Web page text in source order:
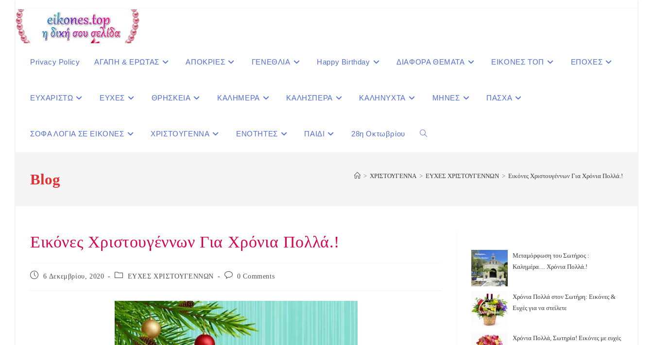
content
Privacy Policy ΑΓΑΠΗ & ΕΡΩΤΑΣ ΑΠΟΚΡΙΕΣ ΓΕΝΕΘΛΙΑ Happy Birthday ΔΙΑΦΟΡΑ ΘΕΜΑΤΑ ΕΙΚΟΝΕΣ ΤΟΠ ΕΠΟΧΕΣ
ΕΥΧΑΡΙΣΤΩ ΕΥΧΕΣ ΘΡΗΣΚΕΙΑ ΚΑΛΗΜΕΡΑ ΚΑΛΗΣΠΕΡΑ ΚΑΛΗΝΥΧΤΑ ΜΗΝΕΣ ΠΑΣΧΑ
ΣΟΦΑ ΛΟΓΙΑ ΣΕ ΕΙΚΟΝΕΣ ΧΡΙΣΤΟΥΓΕΝΝΑ ΕΝΟΤΗΤΕΣ ΠΑΙΔΙ 28η Οκτωβρίου Toggle
Blog > ΧΡΙΣΤΟΥΓΕΝΝΑ > ΕΥΧΕΣ ΧΡΙΣΤΟΥΓΕΝΝΩΝ > Εικόνες Χριστουγέννων Για Χρόνια Πολλά.!
Εικόνες Χριστουγέννων Για Χρόνια Πολλά.!
Post
6 Δεκεμβρίου, 2020
Post
ΕΥΧΕΣ ΧΡΙΣΤΟΥΓΕΝΝΩΝ
Post 0 Comments
Μεταμόρφωση του Σωτήρος :
Καλημέρα… Χρόνια Πολλά.!
Χρόνια Πολλά στον Σωτήρη: Εικόνες &
Ευχές για να στείλετε
Χρόνια Πολλά, Σωτηρία! Εικόνες με ευχές